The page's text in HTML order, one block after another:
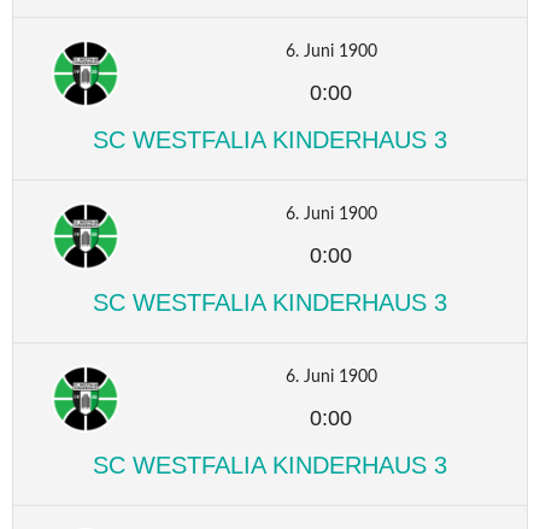
6. Juni 1900
0:00
SC WESTFALIA KINDERHAUS 3
6. Juni 1900
0:00
SC WESTFALIA KINDERHAUS 3
6. Juni 1900
0:00
SC WESTFALIA KINDERHAUS 3